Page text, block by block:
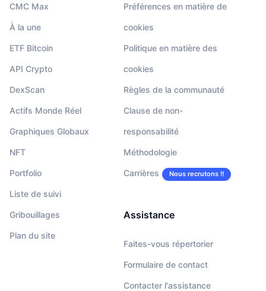
CMC Max
À la une
ETF Bitcoin
API Crypto
DexScan
Actifs Monde Réel
Graphiques Globaux
NFT
Portfolio
Liste de suivi
Gribouillages
Plan du site
Préférences en matière de
cookies
Politique en matière des
cookies
Règles de la communauté
Clause de non-
responsabilité
Méthodologie
Carrières Nous recrutons !!
Assistance
Faites-vous répertorier
Formulaire de contact
Contacter l'assistance